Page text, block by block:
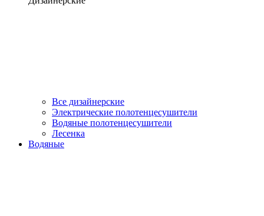
Все дизайнерские
Электрические полотенцесушители
Водяные полотенцесушители
Лесенка
Водяные